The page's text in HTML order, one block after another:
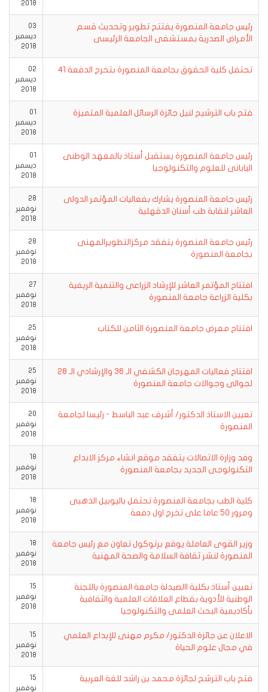
2018
رئيس جامعة المنصورة يفتتح تطوير وتحديث قسم
الأمراض الصدرية بمستشفى الجامعة الرئيسى
03
ديسمبر
2018
تحتفل كلية الحقوق بجامعة المنصورة بتخرج الدفعة 41
02
ديسمبر
2018
فتح باب الترشيح لنيل جائزة الرسائل العلمية المتميزة
01
ديسمبر
2018
رئيس جامعة المنصورة يستقبل أستاذ بالمعهد الوطنى
اليابانى للعلوم والتكنولوجيا
01
ديسمبر
2018
رئيس جامعة المنصورة يشارك بفعاليات المؤتمر الدولى
العاشر لنقابة طب أسنان الدقهلية
28
نوفمبر
2018
رئيس جامعة المنصورة يتفقد مركزالتطويرالمهنى
بجامعة المنصورة
28
نوفمبر
2018
افتتاح المؤتمر العاشر للإرشاد الزراعى والتنمية الريفية
بكلية الزراعة جامعة المنصورة
27
نوفمبر
2018
افتتاح معرض جامعة المنصورة الثامن للكتاب
25
نوفمبر
2018
افتتاح فعاليات المهرجان الكشفي الـ 36 والإرشادي الـ 28
لجوالى وجوالات جامعة المنصورة
25
نوفمبر
2018
تعيين الاستاذ الدكتور/ أشرف عبد الباسط - رئيسا لجامعة
المنصورة
20
نوفمبر
2018
وفد وزارة الاتصالات يتفقد موقع انشاء مركز الابداع
التكنولوجى الجديد بجامعة المنصورة
18
نوفمبر
2018
كلية الطب بجامعة المنصورة تحتفل باليوبيل الذهبى
ومرور ٥٠ عاما على تخرج اول دفعة
18
نوفمبر
2018
وزير القوى العاملة يوقع برتوكول تعاون مع رئيس جامعة
المنصورة لنشر ثقافة السلامة والصحة المهنية
18
نوفمبر
2018
تعيين أستاذ بكلية االصيدلة جامعة المنصورة باللجنة
الوطنية للأدوية بقطاع العلاقات العلمية والثقافية
بأكاديمية البحث العلمى والتكنولوجيا
15
نوفمبر
2018
الاعلان عن جائزة الدكتور/ مكرم مهنى للإبداع العلمي
في مجال علوم الحياة
15
نوفمبر
2018
فتح باب الترشح لجائزة محمد بن راشد للغة العربية
15
نوفمبر